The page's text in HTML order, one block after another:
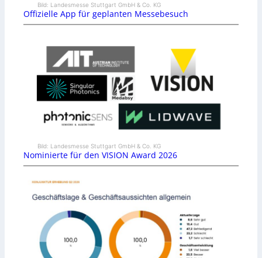
Bild: Landesmesse Stuttgart GmbH & Co. KG
Offizielle App für geplanten Messebesuch
Bild: Landesmesse Stuttgart GmbH & Co. KG
Nominierte für den VISION Award 2026